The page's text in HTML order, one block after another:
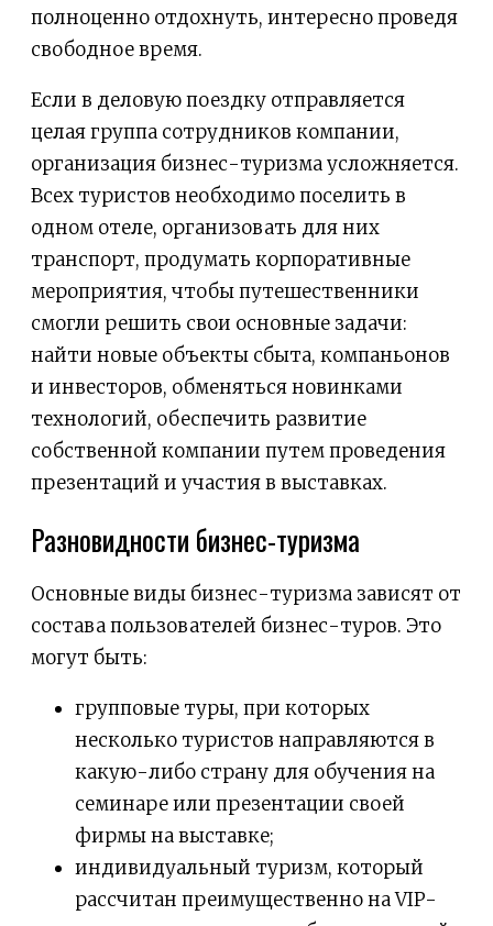
полноценно отдохнуть, интересно проведя
свободное время.
Если в деловую поездку отправляется
целая группа сотрудников компании,
организация бизнес-туризма усложняется.
Всех туристов необходимо поселить в
одном отеле, организовать для них
транспорт, продумать корпоративные
мероприятия, чтобы путешественники
смогли решить свои основные задачи:
найти новые объекты сбыта, компаньонов
и инвесторов, обменяться новинками
технологий, обеспечить развитие
собственной компании путем проведения
презентаций и участия в выставках.
Разновидности бизнес-туризма
Основные виды бизнес-туризма зависят от
состава пользователей бизнес-туров. Это
могут быть:
групповые туры, при которых
несколько туристов направляются в
какую-либо страну для обучения на
семинаре или презентации своей
фирмы на выставке;
индивидуальный туризм, который
рассчитан преимущественно на VIP-